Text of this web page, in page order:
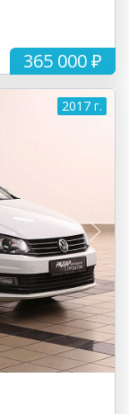
365 000 ₽
2017 г.